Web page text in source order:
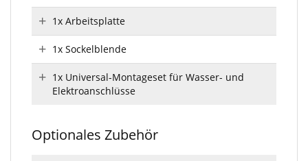
1x Arbeitsplatte
1x Sockelblende
1x Universal-Montageset für Wasser- und
Elektroanschlüsse
Optionales Zubehör